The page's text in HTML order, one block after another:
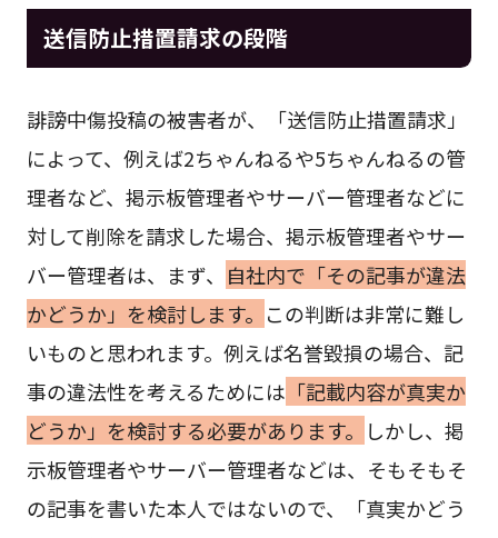
送信防止措置請求の段階
誹謗中傷投稿の被害者が、「送信防止措置請求」
によって、例えば2ちゃんねるや5ちゃんねるの管
理者など、掲示板管理者やサーバー管理者などに
対して削除を請求した場合、掲示板管理者やサー
バー管理者は、まず、 自社内で「その記事が違法
かどうか」を検討します。 この判断は非常に難し
いものと思われます。例えば名誉毀損の場合、記
事の違法性を考えるためには 「記載内容が真実か
どうか」を検討する必要があります。 しかし、掲
示板管理者やサーバー管理者などは、そもそもそ
の記事を書いた本人ではないので、「真実かどう